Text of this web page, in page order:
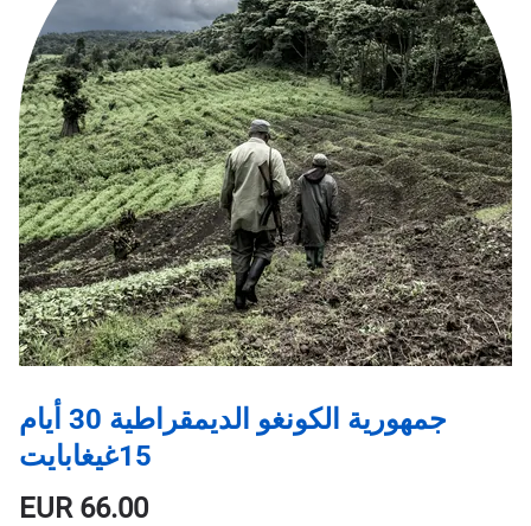
جمهورية الكونغو الديمقراطية 30 أيام
15غيغابايت
EUR66.00